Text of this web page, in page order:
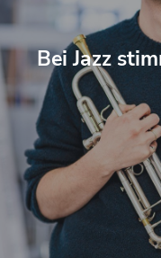
Bei Jazz